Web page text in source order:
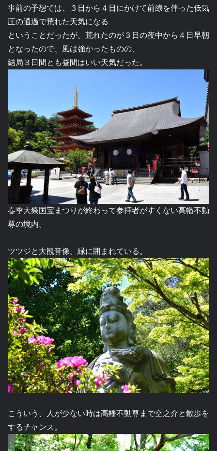
事前の予想では、３日から４日にかけて前線を伴った低気
圧の通過で荒れた天気になる
ということだったが、荒れたのが３日の夜中から４日早朝
となったので、風は強かったものの、
結局３日間とも昼間はいい天気だった。
春季大祭国宝まつりが終わって参拝者がすくない高幡不動
尊の境内。
ツツジと大観音像。緑に囲まれている。
こういう、人が少ない時は高幡不動尊まで空之介と散歩を
するチャンス。